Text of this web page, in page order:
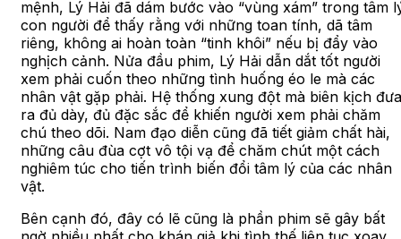
mệnh, Lý Hải đã dám bước vào “vùng xám” trong tâm
con người để thấy rằng với những toan tính, dã tâm
riêng, không ai hoàn toàn “tinh khôi” nếu bị đẩy vào
nghịch cảnh. Nửa đầu phim, Lý Hải dẫn dắt tốt người
xem phải cuốn theo những tình huống éo le mà các
nhân vật gặp phải. Hệ thống xung đột mà biên kịch đưa
ra đủ dày, đủ đặc sắc để khiến người xem phải chăm
chú theo dõi. Nam đạo diễn cũng đã tiết giảm chất hài,
những câu đùa cợt vô tội vạ để chăm chút một cách
nghiêm túc cho tiến trình biến đổi tâm lý của các nhân
vật.
Bên cạnh đó, đây có lẽ cũng là phần phim sẽ gây bất